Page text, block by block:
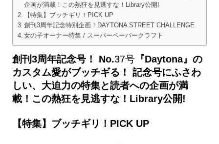
企画が満載！この熱狂を見逃すな！Library公開!
【特集】ブッチギリ！PICK UP
創刊3周年記念特別企画！DAYTONA STREET CHALLENGE
女の子オーナー特集 / スーパーペーパークラフト
創刊3周年記念号！ No.37号『Daytona』の
カスタム愛がブッチギる！ 記念号にふさわ
しい、大迫力の特集と読者への企画が満
載！この熱狂を見逃すな！Library公開!
【特集】ブッチギリ！PICK UP